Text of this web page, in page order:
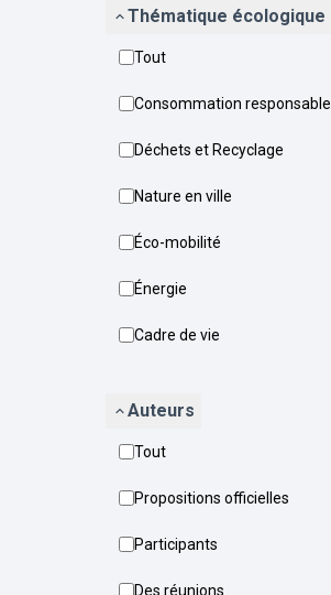
Thématique écologique
Tout
Consommation responsable
Déchets et Recyclage
Nature en ville
Éco-mobilité
Énergie
Cadre de vie
Auteurs
Tout
Propositions officielles
Participants
Des réunions